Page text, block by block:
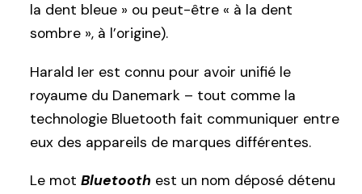
la dent bleue » ou peut-être « à la dent
sombre », à l’origine).
Harald Ier est connu pour avoir unifié le
royaume du Danemark – tout comme la
technologie Bluetooth fait communiquer entre
eux des appareils de marques différentes.
Le mot Bluetooth est un nom déposé détenu